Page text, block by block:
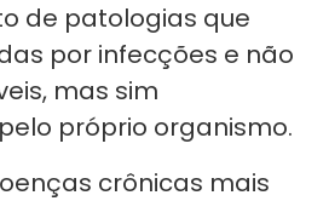
de patologias que
por infecções e não
mas sim
próprio organismo.
crônicas mais